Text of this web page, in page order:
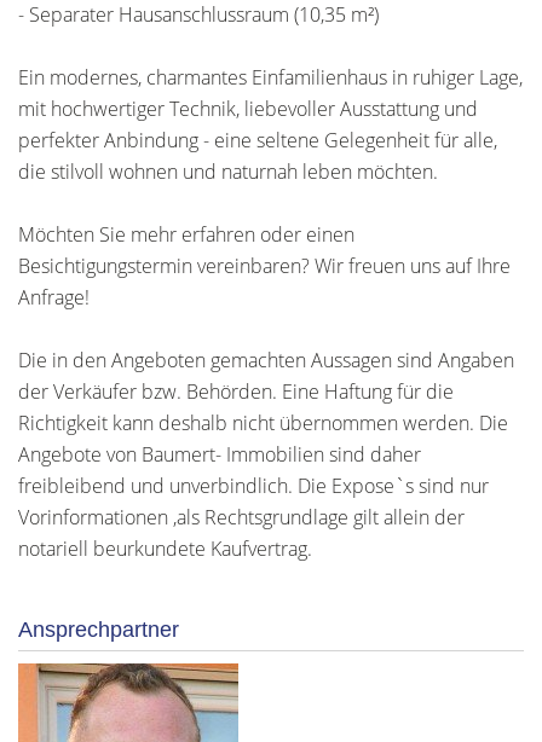
- Separater Hausanschlussraum (10,35 m²)
Ein modernes, charmantes Einfamilienhaus in ruhiger Lage,
mit hochwertiger Technik, liebevoller Ausstattung und
perfekter Anbindung - eine seltene Gelegenheit für alle,
die stilvoll wohnen und naturnah leben möchten.
Möchten Sie mehr erfahren oder einen
Besichtigungstermin vereinbaren? Wir freuen uns auf Ihre
Anfrage!
Die in den Angeboten gemachten Aussagen sind Angaben
der Verkäufer bzw. Behörden. Eine Haftung für die
Richtigkeit kann deshalb nicht übernommen werden. Die
Angebote von Baumert- Immobilien sind daher
freibleibend und unverbindlich. Die Expose`s sind nur
Vorinformationen ,als Rechtsgrundlage gilt allein der
notariell beurkundete Kaufvertrag.
Ansprechpartner